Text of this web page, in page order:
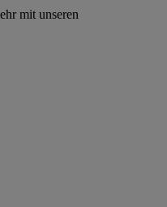
mit unseren